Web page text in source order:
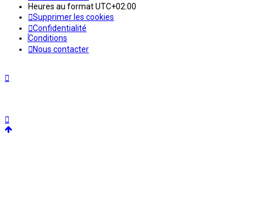
Heures au formatUTC+02:00
Supprimer les cookies
Confidentialité
Conditions
Nous contacter